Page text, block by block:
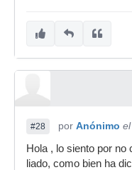
#28 por Anónimo
Hola , lo siento por
liado, como bien ha